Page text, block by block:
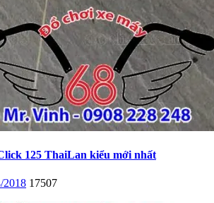
125 ThaiLan kiểu mới nhất
2018 17507